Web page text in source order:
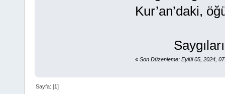
Kur’an’daki,
« Son Düzenleme: Eylül 05, 2024,
Sayfa: [1]